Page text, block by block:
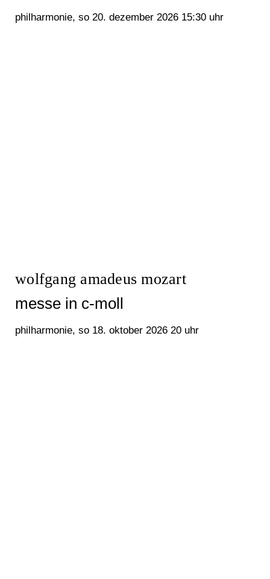
philharmonie, so 20. dezember 2026 15:30 uhr
wolfgang amadeus mozart
messe in c-moll
philharmonie, so 18. oktober 2026 20 uhr